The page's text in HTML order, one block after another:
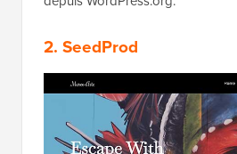
2. SeedProd